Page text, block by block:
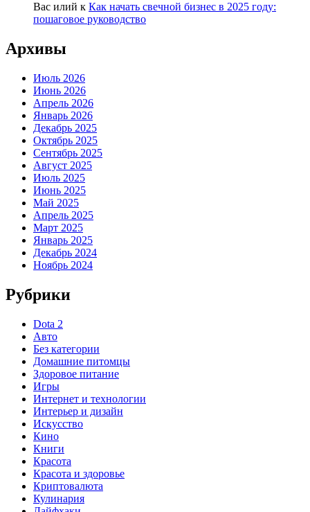
Вас илий к Как начать свечной бизнес в 2025 году:
пошаговое руководство
Архивы
Июль 2026
Июнь 2026
Апрель 2026
Январь 2026
Декабрь 2025
Октябрь 2025
Сентябрь 2025
Август 2025
Июль 2025
Июнь 2025
Май 2025
Апрель 2025
Март 2025
Январь 2025
Декабрь 2024
Ноябрь 2024
Рубрики
Dota 2
Авто
Без категории
Домашние питомцы
Здоровое питание
Игры
Интернет и технологии
Интерьер и дизайн
Искусство
Кино
Книги
Красота
Красота и здоровье
Криптовалюта
Кулинария